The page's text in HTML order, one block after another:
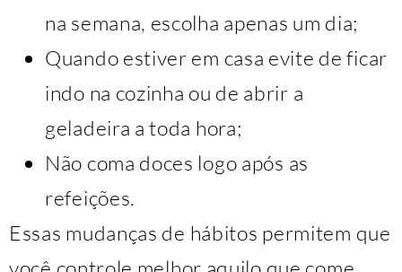
na semana, escolha apenas um dia;
Quando estiver em casa evite de ficar
indo na cozinha ou de abrir a
geladeira a toda hora;
Não coma doces logo após as
refeições.
Essas mudanças de hábitos permitem que